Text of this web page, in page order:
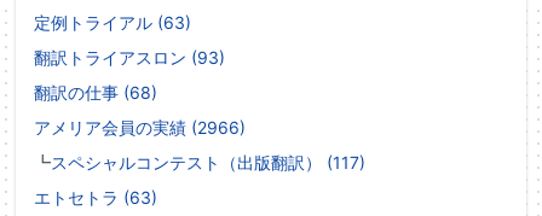
定例トライアル (63)
翻訳トライアスロン (93)
翻訳の仕事 (68)
アメリア会員の実績 (2966)
┗スペシャルコンテスト（出版翻訳） (117)
エトセトラ (63)